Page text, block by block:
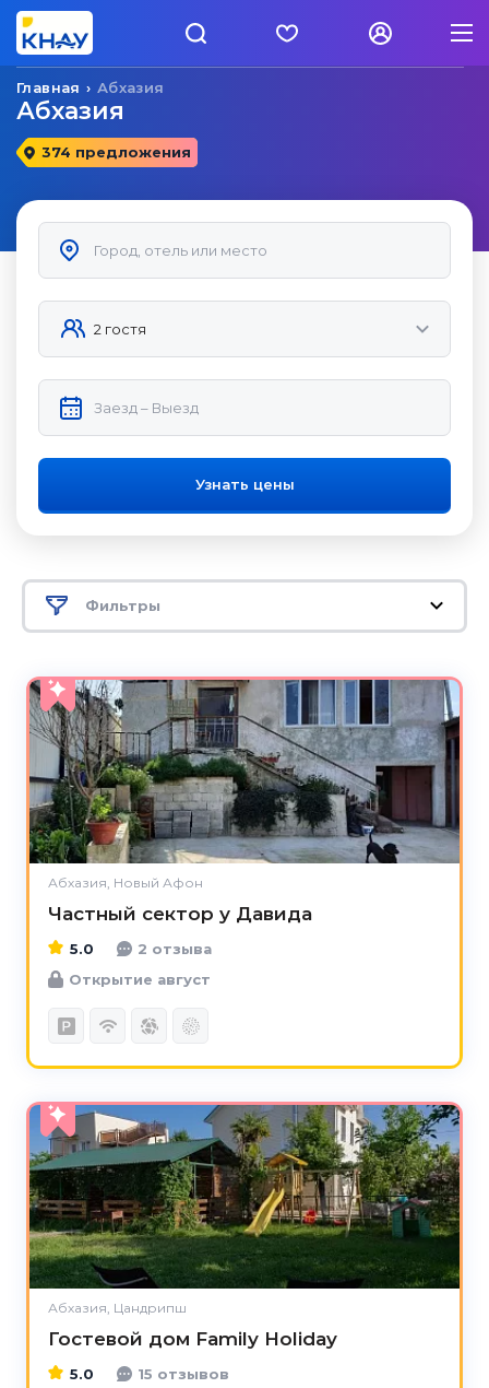
Абхазия
Главная
Абхазия
374 предложения
Узнать цены
Фильтры
Абхазия, Новый Афон
Частный сектор у Давида
5.0
5.0
2 отзыва
Открытие август
Абхазия, Цандрипш
Гостевой дом Family Holiday
5.0
5.0
15 отзывов